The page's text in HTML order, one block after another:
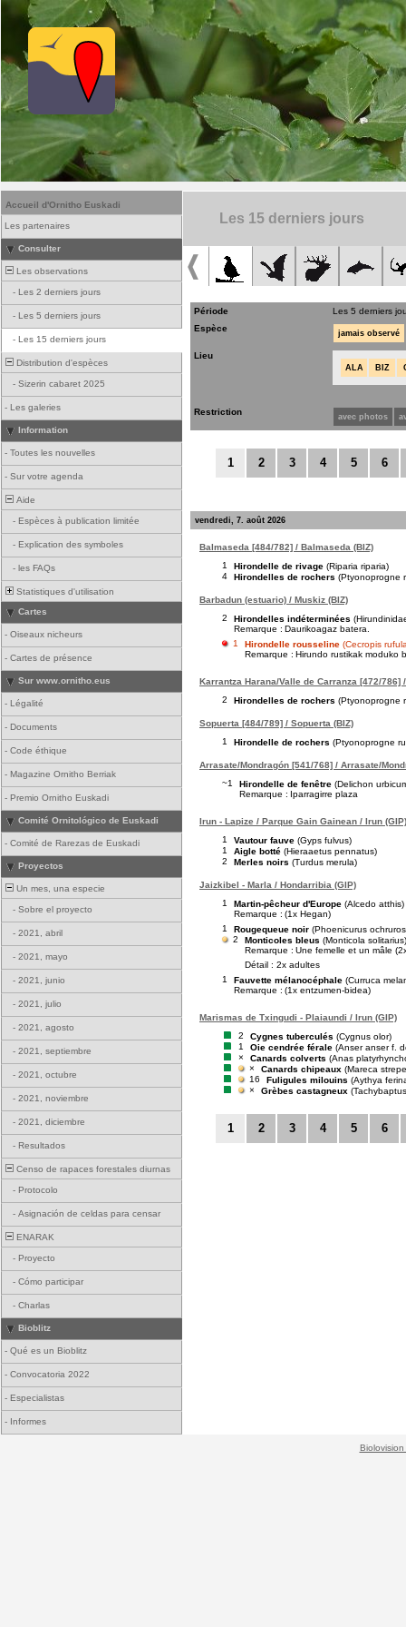
Accueil d'Ornitho Euskadi
Les partenaires
Consulter
Les observations
- Les 2 derniers jours
- Les 5 derniers jours
- Les 15 derniers jours
Distribution d'espèces
- Sizerin cabaret 2025
- Les galeries
Information
- Toutes les nouvelles
- Sur votre agenda
Aide
- Espèces à publication limitée
- Explication des symboles
- les FAQs
Statistiques d'utilisation
Cartes
- Oiseaux nicheurs
- Cartes de présence
Sur www.ornitho.eus
- Légalité
- Documents
- Code éthique
- Magazine Ornitho Berriak
- Premio Ornitho Euskadi
Comité Ornitológico de Euskadi
- Comité de Rarezas de Euskadi
Proyectos
Un mes, una especie
- Sobre el proyecto
- 2021, abril
- 2021, mayo
- 2021, junio
- 2021, julio
- 2021, agosto
- 2021, septiembre
- 2021, octubre
- 2021, noviembre
- 2021, diciembre
- Resultados
Censo de rapaces forestales diurnas
- Protocolo
- Asignación de celdas para censar
ENARAK
- Proyecto
- Cómo participar
- Charlas
Bioblitz
- Qué es un Bioblitz
- Convocatoria 2022
- Especialistas
- Informes
Les 15 derniers jours
Période
Les 5 derniers
Espèce
jamais observé
Lieu
ALA BIZ
Restriction avec photos
1 2 3 4 5 6
vendredi, 7. août 2026
Balmaseda [484/782] / Balmaseda (BIZ)
1
Hirondelle de rivage (Riparia riparia)
4
Hirondelles de rochers (Ptyonoprogne
Barbadun (estuario) / Muskiz (BIZ)
2
Hirondelles indéterminées
Remarque : Daurikoagaz batera.
1
Hirondelle rousseline (Cecropis
Remarque : Hirundo rustikak moduko
Karrantza Harana/Valle de Carranza [472/786]
2
Hirondelles de rochers (Ptyonoprogne
Sopuerta [484/789] / Sopuerta (BIZ)
1
Hirondelle de rochers (Ptyonoprogne
Arrasate/Mondragón [541/768] / Arrasate/
~1
Hirondelle de fenêtre (Delichon
Remarque : Iparragirre plaza
Irun - Lapize / Parque Gain Gainean / Irun (GIP)
1
Vautour fauve (Gyps fulvus)
1
Aigle botté (Hieraaetus pennatus)
2
Merles noirs (Turdus merula)
Jaizkibel - Marla / Hondarribia (GIP)
1
Martin-pêcheur d'Europe (Alcedo atthis)
Remarque : (1x Hegan)
1
Rougequeue noir (Phoenicurus
2
Monticoles bleus (Monticola solitarius)
Remarque : Une femelle et un mâle
Détail : 2x adultes
1
Fauvette mélanocéphale (Curruca
Remarque : (1x entzumen-bidea)
Marismas de Txingudi - Plaiaundi / Irun (GIP)
2
Cygnes tuberculés (Cygnus olor)
1
Oie cendrée férale (Anser anser f.
×
Canards colverts (Anas
×
Canards chipeaux (Mareca
16
Fuligules milouins (Aythya
×
Grèbes castagneux
1 2 3 4 5 6
Biolovision